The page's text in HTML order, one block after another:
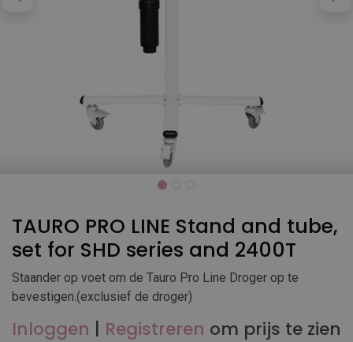
TAURO PRO LINE Stand and tube,
set for SHD series and 2400T
Staander op voet om de Tauro Pro Line Droger op te
bevestigen.(exclusief de droger)
Inloggen | Registreren om prijs te zien